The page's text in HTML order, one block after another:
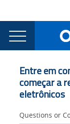
currently
viewing
the
componentes
eletrônicos
Main
Navigation
ID
Entre em
começar a
eletrônicos
Questions or